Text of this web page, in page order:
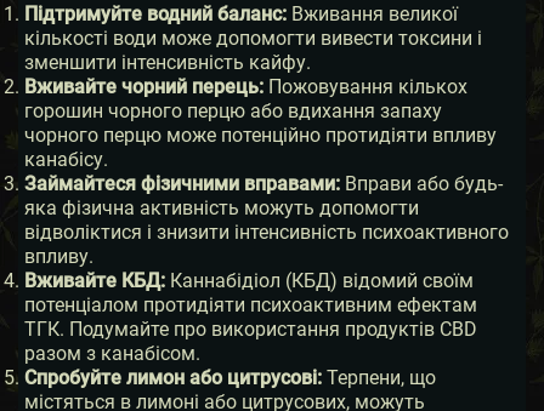
Підтримуйте водний баланс: Вживання великої
кількості води може допомогти вивести токсини і
зменшити інтенсивність кайфу.
Вживайте чорний перець: Пожовування кількох
горошин чорного перцю або вдихання запаху
чорного перцю може потенційно протидіяти впливу
канабісу.
Займайтеся фізичними вправами: Вправи або будь-
яка фізична активність можуть допомогти
відволіктися і знизити інтенсивність психоактивного
впливу.
Вживайте КБД: Каннабідіол (КБД) відомий своїм
потенціалом протидіяти психоактивним ефектам
ТГК. Подумайте про використання продуктів CBD
разом з канабісом.
Спробуйте лимон або цитрусові: Терпени, що
містяться в лимоні або цитрусових, можуть